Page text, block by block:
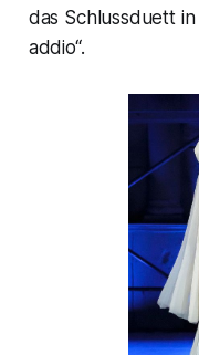
das Schlussduett
addio“.